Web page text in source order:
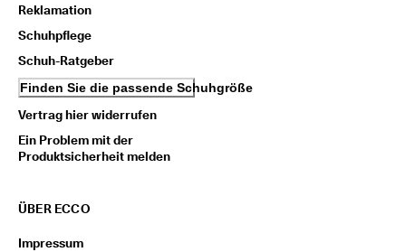
Reklamation
Schuhpflege
Schuh-Ratgeber
Finden Sie die passende Schuhgröße
Vertrag hier widerrufen
Ein Problem mit der
Produktsicherheit melden
ÜBER ECCO
Impressum